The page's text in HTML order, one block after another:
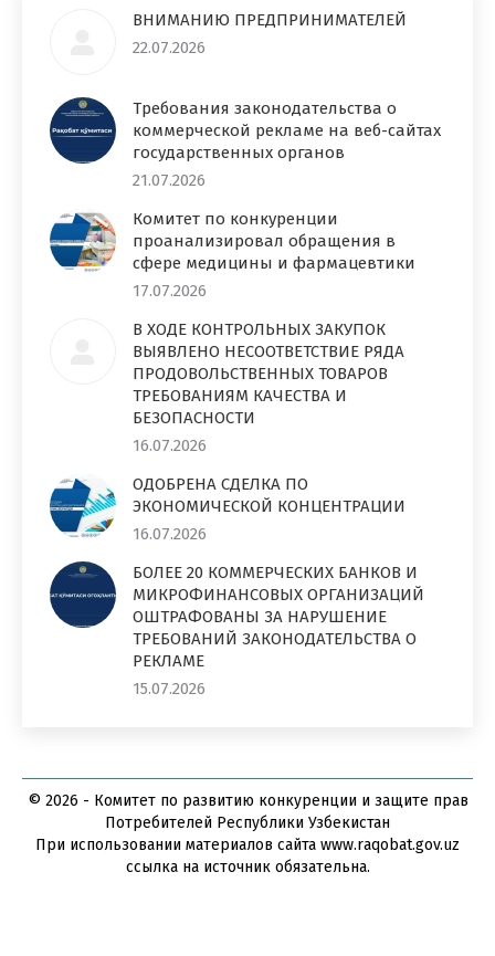
ВНИМАНИЮ ПРЕДПРИНИМАТЕЛЕЙ
22.07.2026
Требования законодательства о
коммерческой рекламе на веб-сайтах
государственных органов
21.07.2026
Комитет по конкуренции
проанализировал обращения в
сфере медицины и фармацевтики
17.07.2026
В ХОДЕ КОНТРОЛЬНЫХ ЗАКУПОК
ВЫЯВЛЕНО НЕСООТВЕТСТВИЕ РЯДА
ПРОДОВОЛЬСТВЕННЫХ ТОВАРОВ
ТРЕБОВАНИЯМ КАЧЕСТВА И
БЕЗОПАСНОСТИ
16.07.2026
ОДОБРЕНА СДЕЛКА ПО
ЭКОНОМИЧЕСКОЙ КОНЦЕНТРАЦИИ
16.07.2026
БОЛЕЕ 20 КОММЕРЧЕСКИХ БАНКОВ И
МИКРОФИНАНСОВЫХ ОРГАНИЗАЦИЙ
ОШТРАФОВАНЫ ЗА НАРУШЕНИЕ
ТРЕБОВАНИЙ ЗАКОНОДАТЕЛЬСТВА О
РЕКЛАМЕ
15.07.2026
© 2026 - Комитет по развитию конкуренции и защите прав
Потребителей Республики Узбекистан
При использовании материалов сайта www.raqobat.gov.uz
ссылка на источник обязательна.